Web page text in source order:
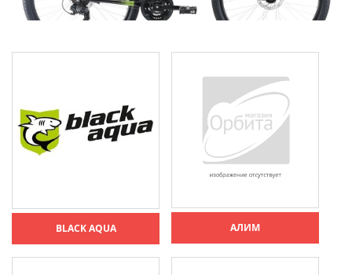
BLACK AQUA АЛИМ